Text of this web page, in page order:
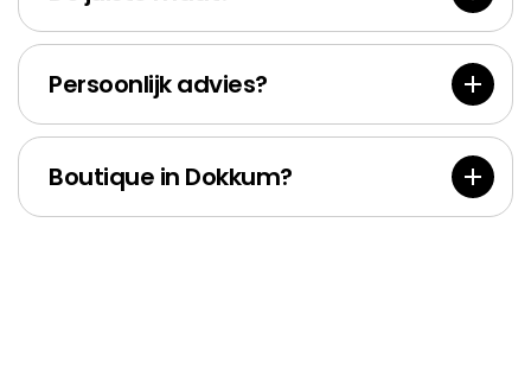
Persoonlijk advies?
Boutique in Dokkum?